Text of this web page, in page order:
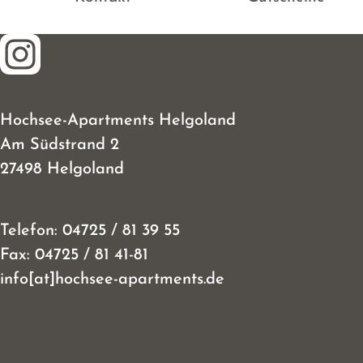
Hochsee-Apartments Helgoland
Am Südstrand 2
27498 Helgoland
Telefon: 04725 / 81 39 55
Fax: 04725 / 81 41-81
info[at]hochsee-apartments.de